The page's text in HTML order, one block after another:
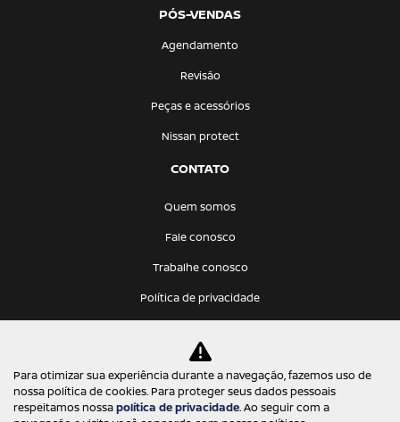
PÓS-VENDAS
Agendamento
Revisão
Peças e acessórios
Nissan protect
CONTATO
Quem somos
Fale conosco
Trabalhe conosco
Política de privacidade
KATANA VEICULOS LTDA
12.275.766/0001-68
Para otimizar sua experiência durante a navegação, fazemos uso de
nossa política de cookies. Para proteger seus dados pessoais
respeitamos nossapolítica de privacidade. Ao seguir com a